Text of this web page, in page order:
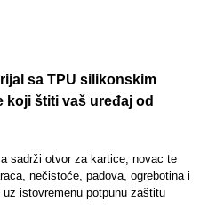
sa TPU silikonskim
koji štiti vaš uređaj od
sadrži otvor za kartice, novac te
nečistoće, padova, ogrebotina i
istovremenu potpunu zaštitu
Feel Goodmaskice